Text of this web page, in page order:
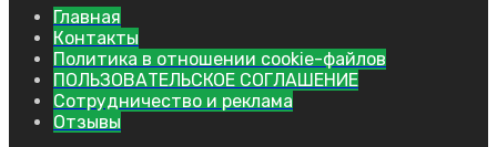
Главная
Контакты
Политика в отношении cookie-файлов
ПОЛЬЗОВАТЕЛЬСКОЕ СОГЛАШЕНИЕ
Сотрудничество и реклама
Отзывы